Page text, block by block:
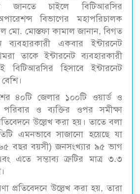
জানতে চাইলে বিটিআরসির
বিভাগের মহাপরিচালক
মো. মোস্তফা কামাল জানান, বিগত
একবার ইন্টারনেট
তাকে ইন্টারনেট ব্যবহারকারী
বিটিআরসির হিসাবে ইন্টারনেট
৪০টি জেলার ১০০টি ওয়ার্ড ও
পরিবার ও ব্যক্তির ওপর সমীক্ষা
উল্লেখ করা হয়। তাতে বলা
এমনভাবে সাজানো হয়েছে যা
৬৫ বছর বয়সী) জনসংখ্যার ৯৫ ভাগ
এতে সম্ভাব্য ত্রুটির মাত্র ৩.৩
প্রতিবেদনে উল্লেখ করা হয়, তারা